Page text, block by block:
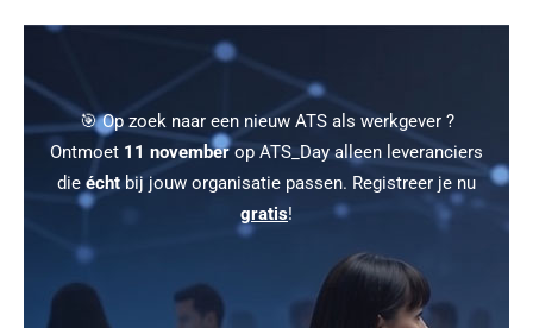
🎯 Op zoek naar een nieuw ATS als werkgever ?
Ontmoet 11 novemberop ATS_Day alleen leveranciers
die écht bij jouw organisatie passen. Registreer je nu
gratis!